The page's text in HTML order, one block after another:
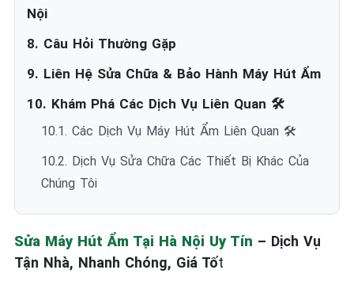
Nội
8. Câu Hỏi Thường Gặp
9. Liên Hệ Sửa Chữa & Bảo Hành Máy Hút Ẩm
10. Khám Phá Các Dịch Vụ Liên Quan 🛠️
10.1. Các Dịch Vụ Máy Hút Ẩm Liên Quan 🛠️
10.2. Dịch Vụ Sửa Chữa Các Thiết Bị Khác Của
Chúng Tôi
Sửa Máy Hút Ẩm Tại Hà Nội Uy Tín – Dịch Vụ
Tận Nhà, Nhanh Chóng, Giá Tốt